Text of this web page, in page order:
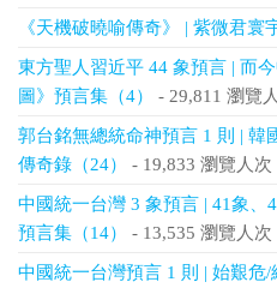
《天機破曉喻傳奇》 | 紫微君寰
東方聖人習近平 44 象預言 | 而
圖》預言集（4）
- 29,811 瀏覽
郭台銘無總統命神預言 1 則 | 韓
傳奇錄（24）
- 19,833 瀏覽人次
中國統一台灣 3 象預言 | 41象、
預言集（14）
- 13,535 瀏覽人次
中國統一台灣預言 1 則 | 始艱危